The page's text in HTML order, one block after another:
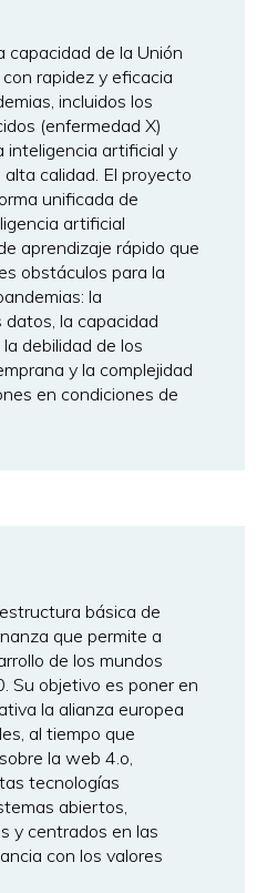
capacidad de la Unión
rapidez y eficacia
incluidos los
(enfermedad X)
inteligencia artificial y
calidad. El proyecto
unificada de
artificial
aprendizaje rápido que
obstáculos para la
la
la capacidad
debilidad de los
y la complejidad
en condiciones de
básica de
que permite a
de los mundos
Su objetivo es poner en
la alianza europea
al tiempo que
la web 4.o,
tecnologías
abiertos,
y centrados en las
con los valores